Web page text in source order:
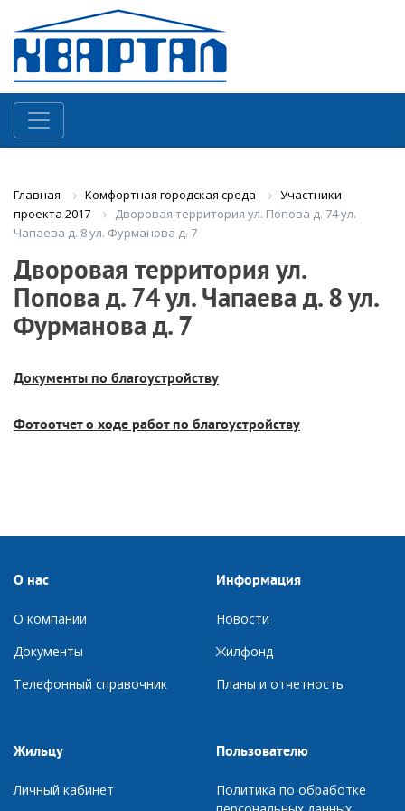
Главная Комфортная городская среда
Участники
проекта 2017
Дворовая территория ул. Попова д. 74 ул.
Чапаева д. 8 ул. Фурманова д. 7
Дворовая территория ул.
Попова д. 74 ул. Чапаева д. 8 ул.
Фурманова д. 7
Документы по благоустройству
Фотоотчет о ходе работ по благоустройству
О нас
О компании
Документы
Телефонный справочник
Информация
Новости
Жилфонд
Планы и отчетность
Жильцу
Личный кабинет
Пользователю
Политика по обработке